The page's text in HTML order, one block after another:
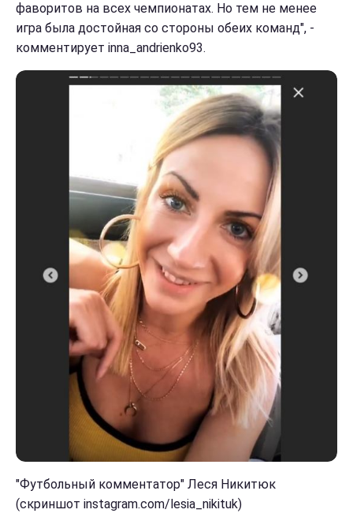
фаворитов на всех чемпионатах. Но тем не менее
игра была достойная со стороны обеих команд", -
комментирует inna_andrienko93.
"Футбольный комментатор" Леся Никитюк
(скриншот instagram.com/lesia_nikituk)